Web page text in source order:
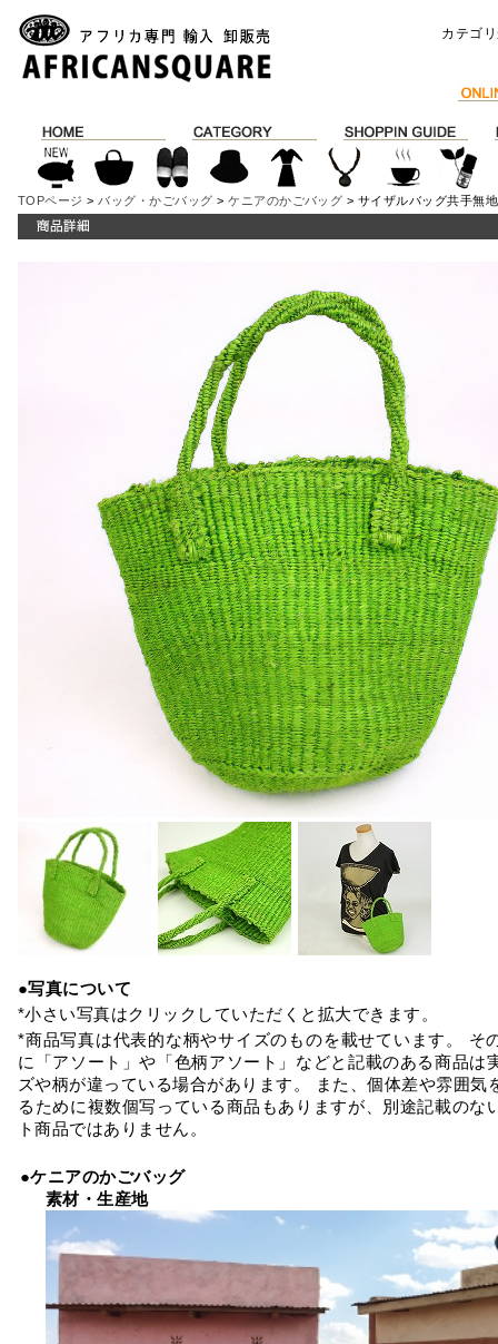
カテゴ
TOPページ > バッグ・かごバッグ >ケニアのかごバッグ > サイザルバッグ共手無
●写真について
*小さい写真はクリックしていただくと拡大できます。
*商品写真は代表的な柄やサイズのものを載せています。 そ
に「アソート」や「色柄アソート」などと記載のある商品は
ズや柄が違っている場合があります。 また、個体差や雰囲気
るために複数個写っている商品もありますが、別途記載のな
ト商品ではありません。
●ケニアのかごバッグ
素材・生産地